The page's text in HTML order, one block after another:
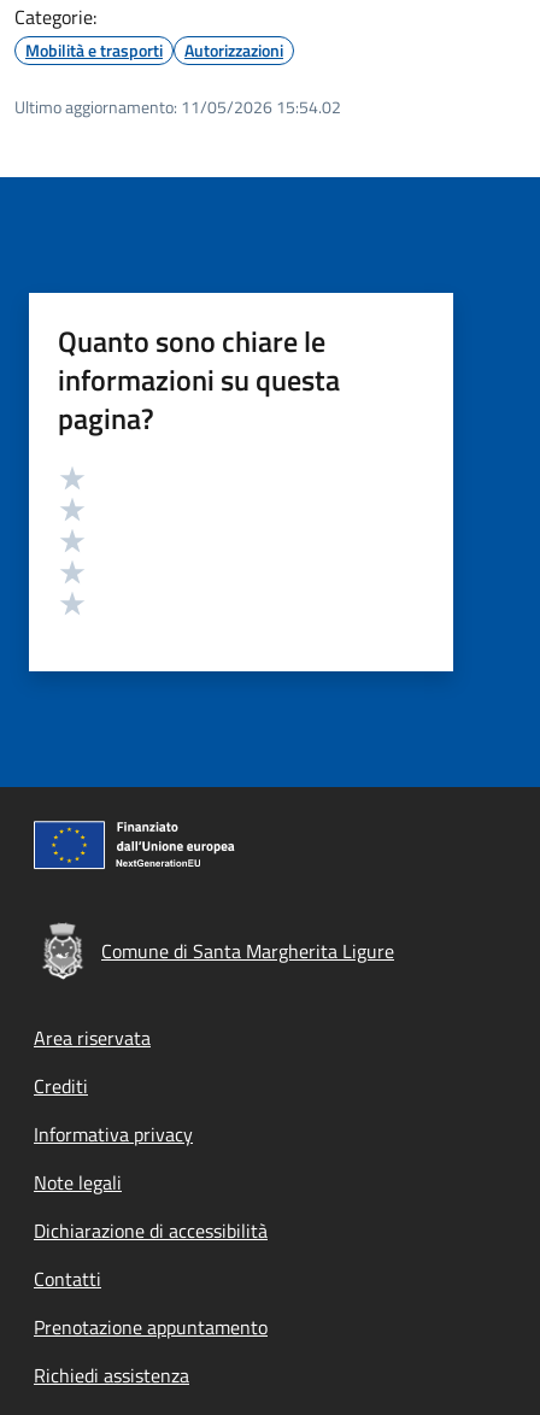
Categorie:
Mobilità e trasporti Autorizzazioni
Ultimo aggiornamento: 11/05/2026 15:54.02
Quanto sono chiare le
informazioni su questa
pagina?
Valutazione
Comune di Santa Margherita Ligure
Footer menu
Area riservata
Crediti
Informativa privacy
Note legali
Dichiarazione di accessibilità
Contatti
Prenotazione appuntamento
Richiedi assistenza